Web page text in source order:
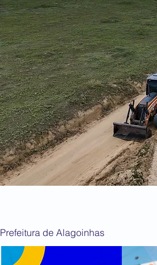
Prefeitura de Alagoinhas